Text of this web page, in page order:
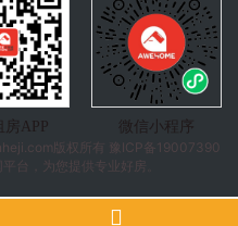
房APP
微信小程序
版权所有
豫ICP备19007390
台，为您提供专业好房。